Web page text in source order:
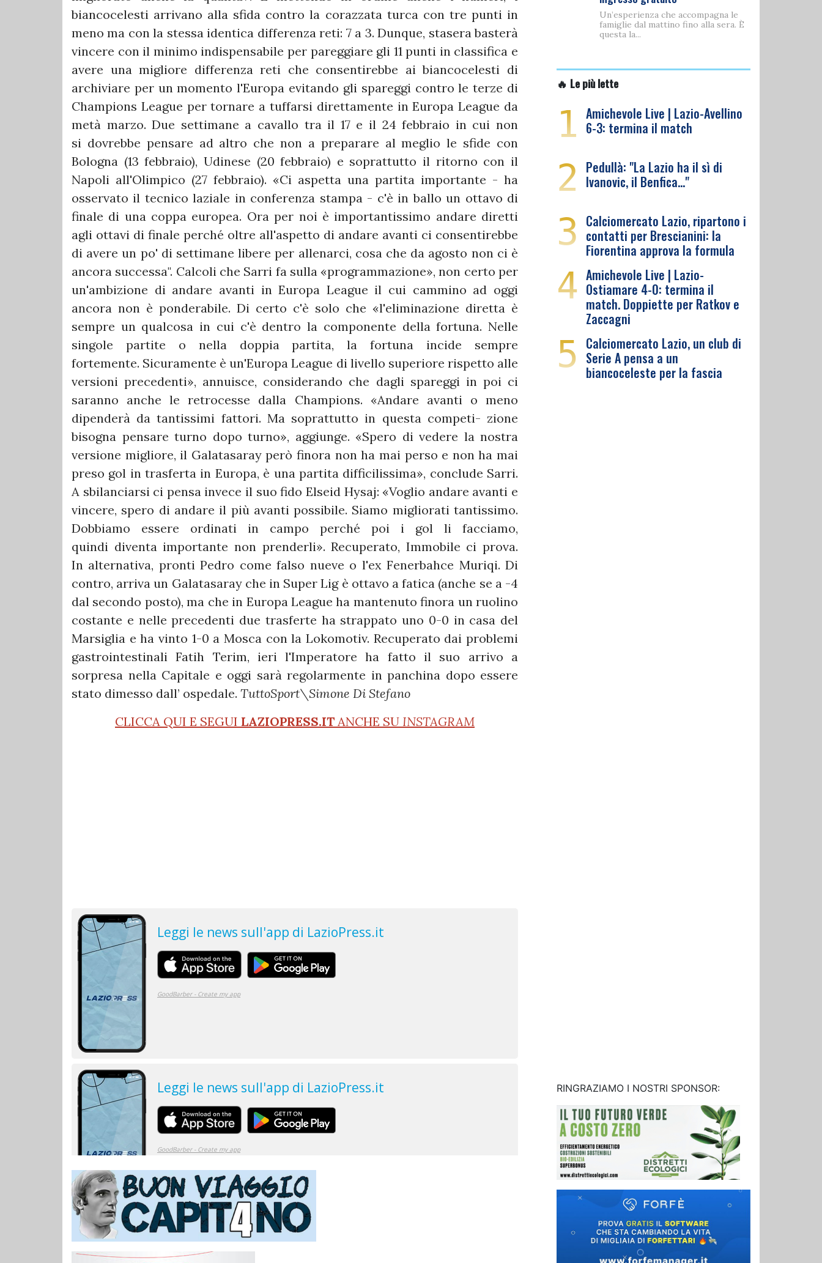
biancocelesti arrivano alla sfida contro la corazzata turca con tre punti in
meno ma con la stessa identica differenza reti: 7 a 3. Dunque, stasera basterà
vincere con il minimo indispensabile per pareggiare gli 11 punti in classifica e
avere una migliore differenza reti che consentirebbe ai biancocelesti di
archiviare per un momento l'Europa evitando gli spareggi contro le terze di
Champions League per tornare a tuffarsi direttamente in Europa League da
metà marzo. Due settimane a cavallo tra il 17 e il 24 febbraio in cui non
si dovrebbe pensare ad altro che non a preparare al meglio le sfide con
Bologna (13 febbraio), Udinese (20 febbraio) e soprattutto il ritorno con il
Napoli all'Olimpico (27 febbraio). «Ci aspetta una partita importante - ha
osservato il tecnico laziale in conferenza stampa - c'è in ballo un ottavo di
finale di una coppa europea. Ora per noi è importantissimo andare diretti
agli ottavi di finale perché oltre all'aspetto di andare avanti ci consentirebbe
di avere un po' di settimane libere per allenarci, cosa che da agosto non ci è
ancora successa". Calcoli che Sarri fa sulla «programmazione», non certo per
un'ambizione di andare avanti in Europa League il cui cammino ad oggi
ancora non è ponderabile. Di certo c'è solo che «l'eliminazione diretta è
sempre un qualcosa in cui c'è dentro la componente della fortuna. Nelle
singole partite o nella doppia partita, la fortuna incide sempre
fortemente. Sicuramente è un'Europa League di livello superiore rispetto alle
versioni precedenti», annuisce, considerando che dagli spareggi in poi ci
saranno anche le retrocesse dalla Champions. «Andare avanti o meno
dipenderà da tantissimi fattori. Ma soprattutto in questa competi- zione
bisogna pensare turno dopo turno», aggiunge. «Spero di vedere la nostra
versione migliore, il Galatasaray però finora non ha mai perso e non ha mai
preso gol in trasferta in Europa, è una partita difficilissima», conclude Sarri.
A sbilanciarsi ci pensa invece il suo fido Elseid Hysaj: «Voglio andare avanti e
vincere, spero di andare il più avanti possibile. Siamo migliorati tantissimo.
Dobbiamo essere ordinati in campo perché poi i gol li facciamo,
quindi diventa importante non prenderli». Recuperato, Immobile ci prova.
In alternativa, pronti Pedro come falso nueve o l'ex Fenerbahce Muriqi. Di
contro, arriva un Galatasaray che in Super Lig è ottavo a fatica (anche se a -4
dal secondo posto), ma che in Europa League ha mantenuto finora un ruolino
costante e nelle precedenti due trasferte ha strappato uno 0-0 in casa del
Marsiglia e ha vinto 1-0 a Mosca con la Lokomotiv. Recuperato dai problemi
gastrointestinali Fatih Terim, ieri l'Imperatore ha fatto il suo arrivo a
sorpresa nella Capitale e oggi sarà regolarmente in panchina dopo essere
stato dimesso dall’ ospedale. TuttoSport\Simone Di Stefano
CLICCA QUI E SEGUI LAZIOPRESS.IT ANCHE SU INSTAGRAM
Un’esperienza che accompagna le
famiglie dal mattino fino alla sera. È
questa la...
🔥 Le più lette
1 Amichevole Live | Lazio-Avellino
6-3: termina il match
2 Pedullà: "La Lazio ha il sì di
Ivanovic, il Benfica…"
3 Calciomercato Lazio, ripartono i
contatti per Brescianini: la
Fiorentina approva la formula
4 Amichevole Live | Lazio-
Ostiamare 4-0: termina il
match. Doppiette per Ratkov e
Zaccagni
5 Calciomercato Lazio, un club di
Serie A pensa a un
biancoceleste per la fascia
RINGRAZIAMO I NOSTRI SPONSOR: